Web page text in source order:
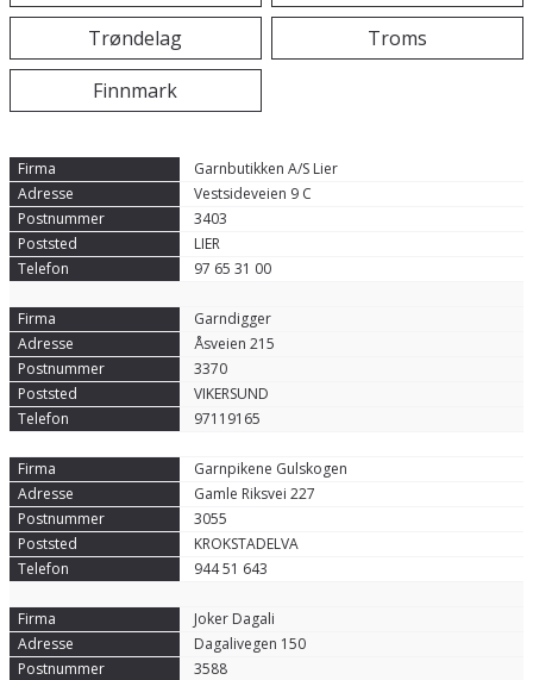
Trøndelag
Troms
Finnmark
Garnbutikken A/S Lier
Vestsideveien 9 C
3403
LIER
97 65 31 00
Garndigger
Åsveien 215
3370
VIKERSUND
97119165
Garnpikene Gulskogen
Gamle Riksvei 227
3055
KROKSTADELVA
944 51 643
Joker Dagali
Dagalivegen 150
3588